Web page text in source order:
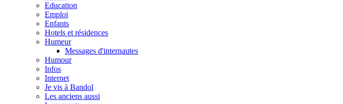
Education
Emploi
Enfants
Hotels et résidences
Humeur
Messages d'internautes
Humour
Infos
Internet
Je vis à Bandol
Les anciens aussi